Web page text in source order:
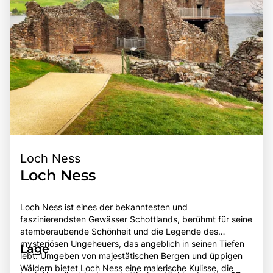
Loch Ness
Loch Ness
Loch Ness ist eines der bekanntesten und
faszinierendsten Gewässer Schottlands, berühmt für seine
atemberaubende Schönheit und die Legende des
mysteriösen Ungeheuers, das angeblich in seinen Tiefen
lebt. Umgeben von majestätischen Bergen und üppigen
Wäldern bietet Loch Ness eine malerische Kulisse, die
Lage